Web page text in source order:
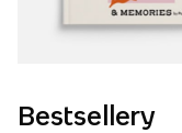
Bestsellery